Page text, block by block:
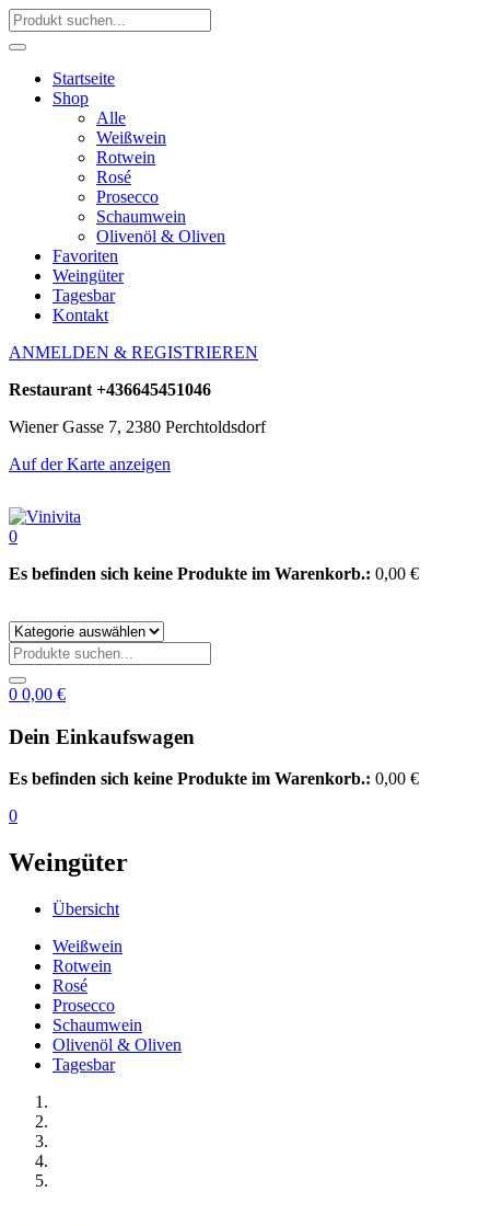
Startseite
Shop
Alle
Weißwein
Rotwein
Rosé
Prosecco
Schaumwein
Olivenöl & Oliven
Favoriten
Weingüter
Tagesbar
Kontakt
ANMELDEN & REGISTRIEREN
Restaurant +436645451046
Wiener Gasse 7, 2380 Perchtoldsdorf
Auf der Karte anzeigen
0
Es befinden sich keine Produkte im Warenkorb.: 0,00 €
0 0,00 €
Dein Einkaufswagen
Es befinden sich keine Produkte im Warenkorb.: 0,00 €
0
Weingüter
Übersicht
Weißwein
Rotwein
Rosé
Prosecco
Schaumwein
Olivenöl & Oliven
Tagesbar